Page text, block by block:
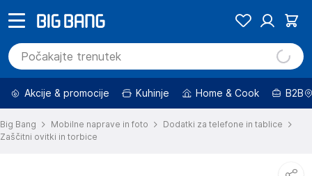
Akcije & promocije Kuhinje Home & Cook B2B
Big Bang Mobilne naprave in foto
Dodatki za telefone in tablice
Zaščitni ovitki in torbice